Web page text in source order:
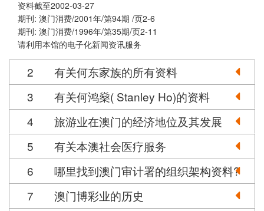
资料截至2002-03-27
期刊: 澳门消费/2001年/第94期 /页2-6
期刊: 澳门消费/1996年/第35期/页2-11
请利用本馆的电子化新闻资讯服务
2
有关何东家族的所有资料
3
有关何鸿燊( Stanley Ho)的资料
4
旅游业在澳门的经济地位及其发展
5
有关本澳社会医疗服务
6
哪里找到澳门审计署的组织架构资料?
7
澳门博彩业的历史